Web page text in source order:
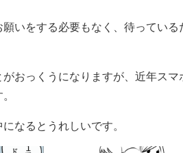
いをする必要もなく、 待っている
おっくうになりますが、 近年スマ
なるとうれしいです。